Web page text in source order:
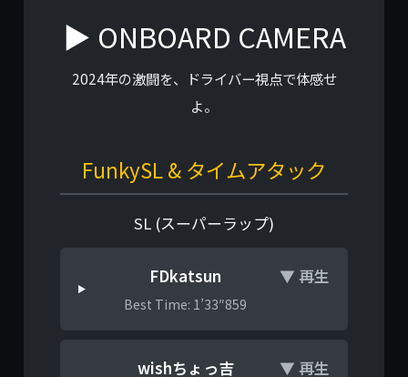
▶ ONBOARD CAMERA
2024年の激闘を、ドライバー視点で体感せ
よ。
FunkySL & タイムアタック
SL (スーパーラップ)
FDkatsun
Best Time: 1’33″859
▼ 再生
wishちょっ吉 ▼ 再生